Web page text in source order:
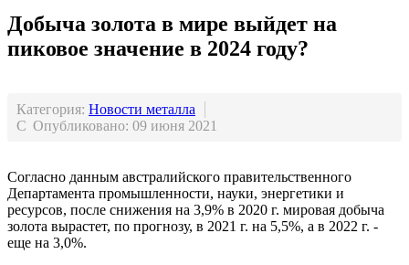
Добыча золота в мире выйдет на
пиковое значение в 2024 году?
Категория: Новости металла
Опубликовано: 09 июня 2021
Согласно данным австралийского правительственного
Департамента промышленности, науки, энергетики и
ресурсов, после снижения на 3,9% в 2020 г. мировая добыча
золота вырастет, по прогнозу, в 2021 г. на 5,5%, а в 2022 г. -
еще на 3,0%.